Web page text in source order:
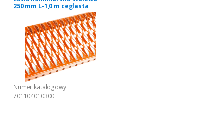
250 mm L-1,0 m ceglasta
Numer katalogowy:
701104010300